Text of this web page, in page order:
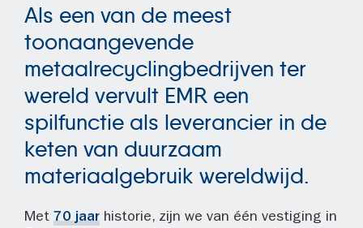
Als een van de meest
toonaangevende
metaalrecyclingbedrijven ter
wereld vervult EMR een
spilfunctie als leverancier in de
keten van duurzaam
materiaalgebruik wereldwijd.
Met 70 jaar historie, zijn we van één vestiging in